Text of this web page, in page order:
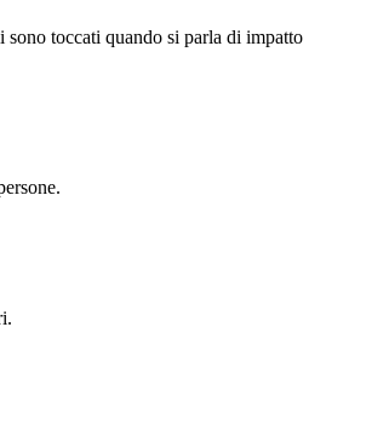
sono toccati quando si parla di impatto